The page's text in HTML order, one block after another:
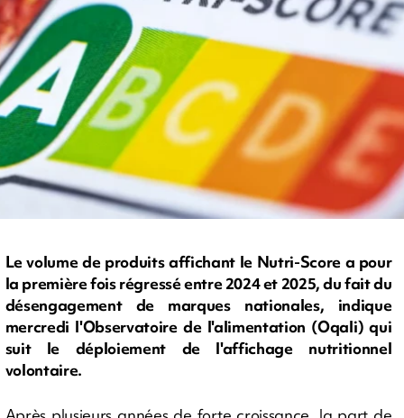
Le volume de produits affichant le Nutri-Score a pour
la première fois régressé entre 2024 et 2025, du fait du
désengagement de marques nationales, indique
mercredi l'Observatoire de l'alimentation (Oqali) qui
suit le déploiement de l'affichage nutritionnel
volontaire.